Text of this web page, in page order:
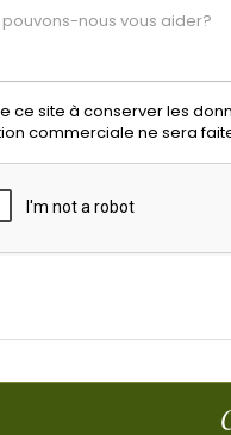
ce site à conserver les
commerciale ne sera